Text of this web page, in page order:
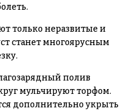
только неразвитые и
станет многоярусным
полив
мульчируют торфом.
дополнительно укрыть